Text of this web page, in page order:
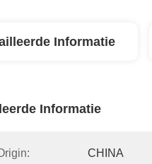
Informatie
Informatie
CHINA